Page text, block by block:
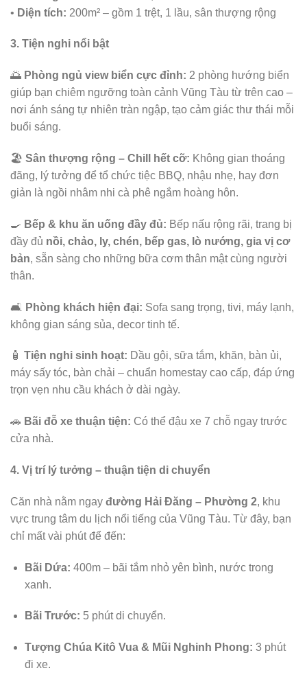
• Diện tích: 200m² – gồm 1 trệt, 1 lầu, sân thượng rộng
3. Tiện nghi nổi bật
🌅 Phòng ngủ view biển cực đỉnh: 2 phòng hướng biển
giúp bạn chiêm ngưỡng toàn cảnh Vũng Tàu từ trên cao –
nơi ánh sáng tự nhiên tràn ngập, tạo cảm giác thư thái mỗi
buổi sáng.
🏖 Sân thượng rộng – Chill hết cỡ: Không gian thoáng
đãng, lý tưởng để tổ chức tiệc BBQ, nhậu nhẹ, hay đơn
giản là ngồi nhâm nhi cà phê ngắm hoàng hôn.
🍳 Bếp & khu ăn uống đầy đủ: Bếp nấu rộng rãi, trang bị
đầy đủ nồi, chảo, ly, chén, bếp gas, lò nướng, gia vị cơ
bản, sẵn sàng cho những bữa cơm thân mật cùng người
thân.
🛋 Phòng khách hiện đại: Sofa sang trọng, tivi, máy lạnh,
không gian sáng sủa, decor tinh tế.
🧴 Tiện nghi sinh hoạt: Dầu gội, sữa tắm, khăn, bàn ủi,
máy sấy tóc, bàn chải – chuẩn homestay cao cấp, đáp ứng
trọn vẹn nhu cầu khách ở dài ngày.
🚗 Bãi đỗ xe thuận tiện: Có thể đậu xe 7 chỗ ngay trước
cửa nhà.
4. Vị trí lý tưởng – thuận tiện di chuyển
Căn nhà nằm ngay đường Hải Đăng – Phường 2, khu
vực trung tâm du lịch nổi tiếng của Vũng Tàu. Từ đây, bạn
chỉ mất vài phút để đến:
Bãi Dứa: 400m – bãi tắm nhỏ yên bình, nước trong
xanh.
Bãi Trước: 5 phút di chuyển.
Tượng Chúa Kitô Vua & Mũi Nghinh Phong: 3 phút
đi xe.